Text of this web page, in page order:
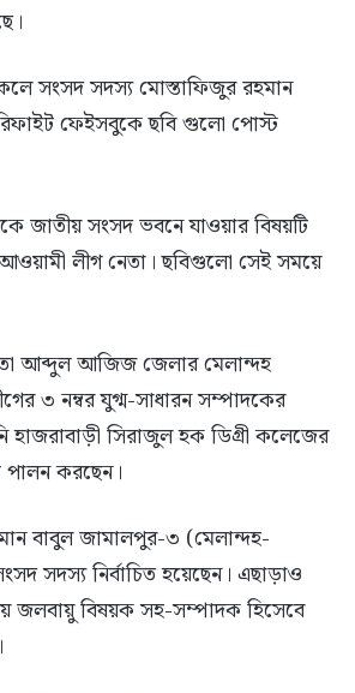
সংসদ সদস্য মোস্তাফিজুর রহমান
ফেইসবুকে ছবি গুলো পোস্ট
জাতীয় সংসদ ভবনে যাওয়ার বিষয়টি
লীগ নেতা। ছবিগুলো সেই সময়ে
আব্দুল আজিজ জেলার মেলান্দহ
৩ নম্বর যুগ্ম-সাধারন সম্পাদকের
হাজরাবাড়ী সিরাজুল হক ডিগ্রী কলেজের
পালন করছেন।
বাবুল জামালপুর-৩ (মেলান্দহ-
সদস্য নির্বাচিত হয়েছেন। এছাড়াও
জলবায়ু বিষয়ক সহ-সম্পাদক হিসেবে